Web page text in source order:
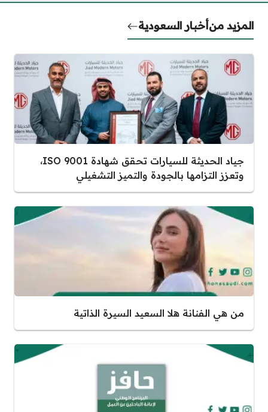
المزيد منأخبار السعودية
جياد الحديثة للسيارات تحقق شهادة ISO 9001،
وتعزز التزامها بالجودة والتميز التشغيلي
من هي الفنانة هلا السعيد السيرة الذاتية